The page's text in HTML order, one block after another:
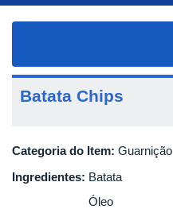
Batata Chips
Categoria do Item: Guarnição
Ingredientes: Batata
Óleo